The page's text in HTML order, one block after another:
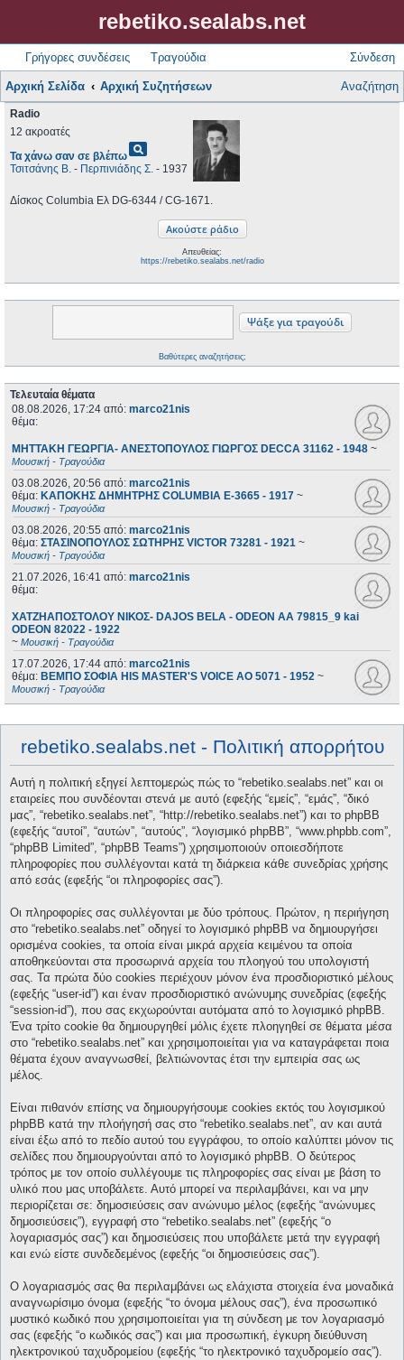
rebetiko.sealabs.net
Γρήγορες συνδέσεις Τραγούδια Σύνδεση
Αρχική Σελίδα Αρχική Συζητήσεων Αναζήτηση
Radio
12 ακροατές
Τα χάνω σαν σε βλέπωpageview
Τσιτσάνης Β. - Περπινιάδης Σ. - 1937
Δίσκος Columbia Ελ DG-6344 / CG-1671.
Απευθείας:
https://rebetiko.sealabs.net/radio
Βαθύτερες αναζητήσεις;
Τελευταία θέματα
08.08.2026, 17:24 από: marco21nis
θέμα:
ΜΗΤΤΑΚΗ ΓΕΩΡΓΙΑ- ΑΝΕΣΤΟΠΟΥΛΟΣ ΓΙΩΡΓΟΣ DECCA 31162 - 1948 ~
Μουσική - Τραγούδια
03.08.2026, 20:56 από: marco21nis
θέμα: ΚΑΠΟΚΗΣ ΔΗΜΗΤΡΗΣ COLUMBIA E-3665 - 1917 ~
Μουσική - Τραγούδια
03.08.2026, 20:55 από: marco21nis
θέμα: ΣΤΑΣΙΝΟΠΟΥΛΟΣ ΣΩΤΗΡΗΣ VICTOR 73281 - 1921 ~
Μουσική - Τραγούδια
21.07.2026, 16:41 από: marco21nis
θέμα:
ΧΑΤΖΗΑΠΟΣΤΟΛΟΥ ΝΙΚΟΣ- DAJOS BELA - ODEON AA 79815_9 kai
ODEON 82022 - 1922
~ Μουσική - Τραγούδια
17.07.2026, 17:44 από: marco21nis
θέμα: ΒΕΜΠΟ ΣΟΦΙΑ HIS MASTER'S VOICE AO 5071 - 1952 ~
Μουσική - Τραγούδια
rebetiko.sealabs.net - Πολιτική απορρήτου
Αυτή η πολιτική εξηγεί λεπτομερώς πώς το “rebetiko.sealabs.net” και οι
εταιρείες που συνδέονται στενά με αυτό (εφεξής “εμείς”, “εμάς”, “δικό
μας”, “rebetiko.sealabs.net”, “http://rebetiko.sealabs.net”) και το phpBB
(εφεξής “αυτοί”, “αυτών”, “αυτούς”, “λογισμικό phpBB”, “www.phpbb.com”,
“phpBB Limited”, “phpBB Teams”) χρησιμοποιούν οποιεσδήποτε
πληροφορίες που συλλέγονται κατά τη διάρκεια κάθε συνεδρίας χρήσης
από εσάς (εφεξής “οι πληροφορίες σας”).
Οι πληροφορίες σας συλλέγονται με δύο τρόπους. Πρώτον, η περιήγηση
στο “rebetiko.sealabs.net” οδηγεί το λογισμικό phpBB να δημιουργήσει
ορισμένα cookies, τα οποία είναι μικρά αρχεία κειμένου τα οποία
αποθηκεύονται στα προσωρινά αρχεία του πλοηγού του υπολογιστή
σας. Τα πρώτα δύο cookies περιέχουν μόνον ένα προσδιοριστικό μέλους
(εφεξής “user-id”) και έναν προσδιοριστικό ανώνυμης συνεδρίας (εφεξής
“session-id”), που σας εκχωρούνται αυτόματα από το λογισμικό phpBB.
Ένα τρίτο cookie θα δημιουργηθεί μόλις έχετε πλοηγηθεί σε θέματα μέσα
στο “rebetiko.sealabs.net” και χρησιμοποιείται για να καταγράφεται ποια
θέματα έχουν αναγνωσθεί, βελτιώνοντας έτσι την εμπειρία σας ως
μέλος.
Είναι πιθανόν επίσης να δημιουργήσουμε cookies εκτός του λογισμικού
phpBB κατά την πλοήγησή σας στο “rebetiko.sealabs.net”, αν και αυτά
είναι έξω από το πεδίο αυτού του εγγράφου, το οποίο καλύπτει μόνον τις
σελίδες που δημιουργούνται από το λογισμικό phpBB. Ο δεύτερος
τρόπος με τον οποίο συλλέγουμε τις πληροφορίες σας είναι με βάση το
υλικό που μας υποβάλετε. Αυτό μπορεί να περιλαμβάνει, και να μην
περιορίζεται σε: δημοσιεύσεις σαν ανώνυμο μέλος (εφεξής “ανώνυμες
δημοσιεύσεις”), εγγραφή στο “rebetiko.sealabs.net” (εφεξής “ο
λογαριασμός σας”) και δημοσιεύσεις που υποβάλετε μετά την εγγραφή
και ενώ είστε συνδεδεμένος (εφεξής “οι δημοσιεύσεις σας”).
Ο λογαριασμός σας θα περιλαμβάνει ως ελάχιστα στοιχεία ένα μοναδικά
αναγνωρίσιμο όνομα (εφεξής “το όνομα μέλους σας”), ένα προσωπικό
μυστικό κωδικό που χρησιμοποιείται για τη σύνδεση με τον λογαριασμό
σας (εφεξής “ο κωδικός σας”) και μια προσωπική, έγκυρη διεύθυνση
ηλεκτρονικού ταχυδρομείου (εφεξής “το ηλεκτρονικό ταχυδρομείο σας”).